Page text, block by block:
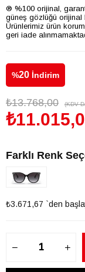
® %100 orijinal,
güneş gözlüğü orijinal
Ürünlerimiz ürün
geri iade
%20 İndirim
₺13.768,00 (KDV
Farklı Renk
₺3.671,67 `den